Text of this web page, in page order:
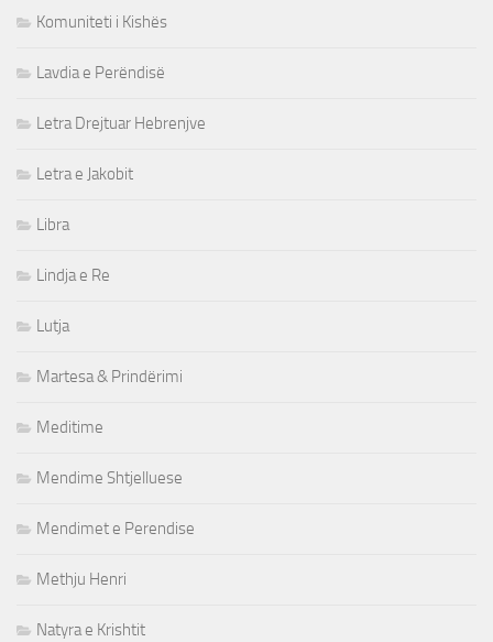
Komuniteti i Kishës
Lavdia e Perëndisë
Letra Drejtuar Hebrenjve
Letra e Jakobit
Libra
Lindja e Re
Lutja
Martesa & Prindërimi
Meditime
Mendime Shtjelluese
Mendimet e Perendise
Methju Henri
Natyra e Krishtit